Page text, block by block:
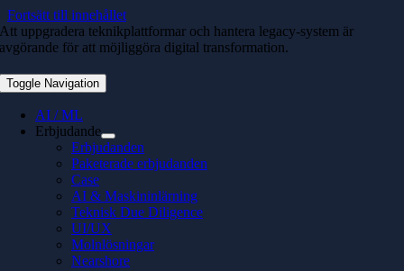
Fortsätt till innehållet
Toggle Navigation
AI / ML
Erbjudande
Erbjudanden
Paketerade erbjudanden
Case
AI & Maskininlärning
Teknisk Due Diligence
UI/UX
Molnlösningar
Nearshore
Att uppgradera teknikplattformar och hantera legacy-system är
avgörande för att möjliggöra digital transformation.